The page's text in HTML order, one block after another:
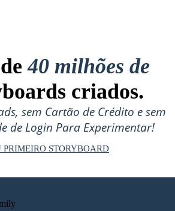
40 milhões de
criados.
sem Cartão de Crédito e sem
de Login Para Experimentar!
PRIMEIRO STORYBOARD